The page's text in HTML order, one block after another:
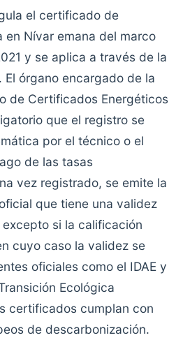
el certificado de
en Nívar emana del marco
y se aplica a través de la
. El órgano encargado de la
de Certificados Energéticos
que el registro se
por el técnico o el
de las tasas
vez registrado, se emite la
que tiene una validez
excepto si la calificación
cuyo caso la validez se
oficiales como el IDAE y
Ecológica
certificados cumplan con
de descarbonización.